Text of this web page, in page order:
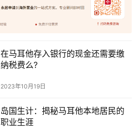
在马耳他存入银行的现金还需要缴
纳税费么?
2023年10月19日
岛国生计：揭秘马耳他本地居民的
职业生涯